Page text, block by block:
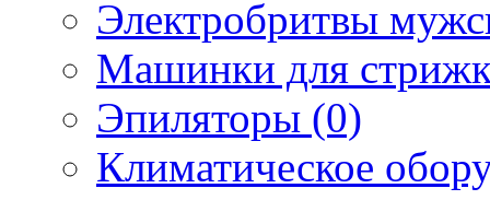
Электробритвы
Машинки для
Эпиляторы (0)
Климатическое